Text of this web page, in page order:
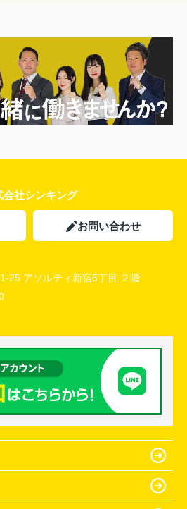
会社シンキング
お問い合わせ
25 アソルティ新宿5丁目 ２階